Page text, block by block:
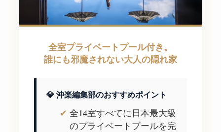
全室プライベートプール付き。
誰にも邪魔されない大人の隠れ家
💎 沖楽編集部のおすすめポイント
全14室すべてに日本最大級
のプライベートプールを完